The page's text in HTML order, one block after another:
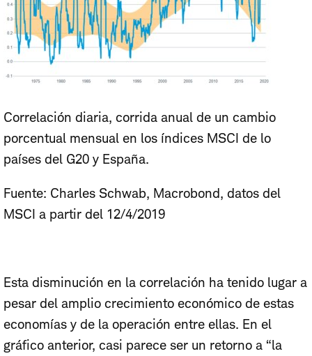
Correlación diaria, corrida anual de un cambio
porcentual mensual en los índices MSCI de lo
países del G20 y España.
Fuente: Charles Schwab, Macrobond, datos del
MSCI a partir del 12/4/2019
Esta disminución en la correlación ha tenido lugar a
pesar del amplio crecimiento económico de estas
economías y de la operación entre ellas. En el
gráfico anterior, casi parece ser un retorno a “la